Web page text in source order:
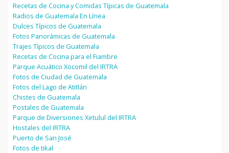
Recetas de Cocina y Comidas Típicas de Guatemala
Radios de Guatemala En Línea
Dulces Típicos de Guatemala
Fotos Panorámicas de Guatemala
Trajes Típicos de Guatemala
Recetas de Cocina para el Fiambre
Parque Acuático Xocomil del IRTRA
Fotos de Ciudad de Guatemala
Fotos del Lago de Atitlán
Chistes de Guatemala
Postales de Guatemala
Parque de Diversiones Xetulul del IRTRA
Hostales del IRTRA
Puerto de San José
Fotos de tikal